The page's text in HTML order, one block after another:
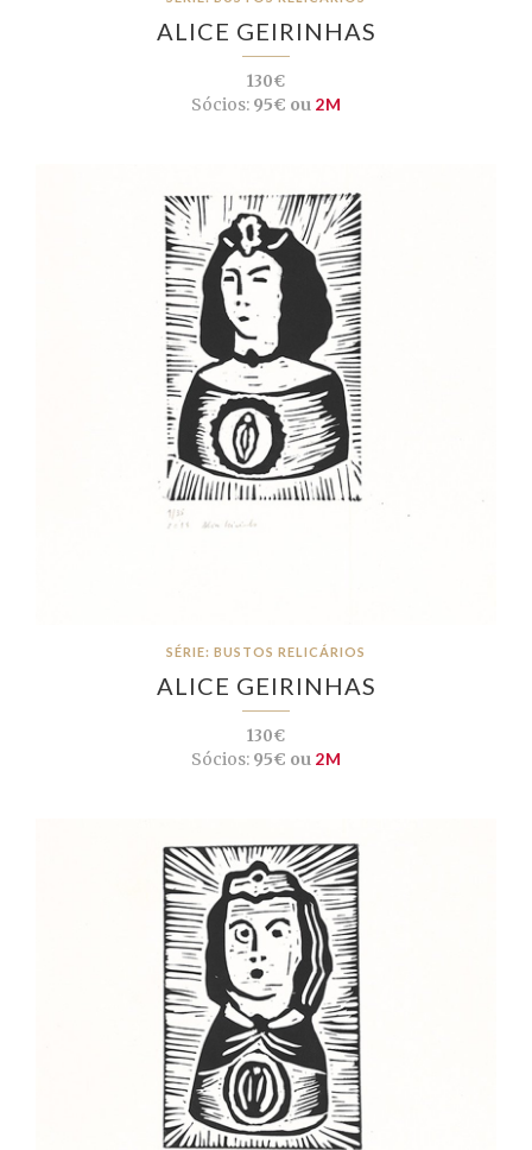
ALICE GEIRINHAS
130€
Sócios:95€ ou 2M
SÉRIE: BUSTOS RELICÁRIOS
ALICE GEIRINHAS
130€
Sócios:95€ ou 2M